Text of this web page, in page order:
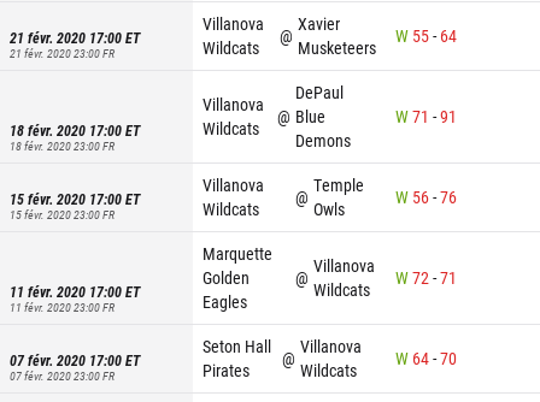
21 févr. 2020 17:00ET
21 févr. 2020 23:00FR
Villanova
Wildcats
@
Xavier
Musketeers
W 55- 64
18 févr. 2020 17:00ET
18 févr. 2020 23:00FR
Villanova
Wildcats
@
DePaul
Blue
Demons
W71 -91
15 févr. 2020 17:00ET
15 févr. 2020 23:00FR
Villanova
Wildcats
@
Temple
Owls
W 56-76
11 févr. 2020 17:00ET
11 févr. 2020 23:00FR
Marquette
Golden
Eagles
@
Villanova
Wildcats
W72-71
07 févr. 2020 17:00ET
07 févr. 2020 23:00FR
Seton Hall
Pirates
@
Villanova
Wildcats
W 64-70